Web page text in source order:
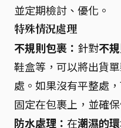
並定期檢討、優化。
特殊情況處理
不規則包裹： 針對不
鞋盒等，可以將出貨
處。如果沒有平整處
固定在包裹上，並確
防水處理： 在潮濕的